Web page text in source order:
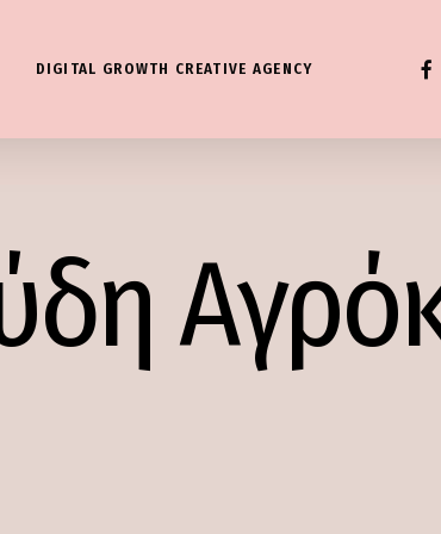
DIGITAL GROWTH CREATIVE AGENCY